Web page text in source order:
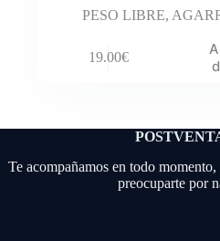
PESO LIBRE,
19.00€
Te acompañamos en todo
preocuparte por